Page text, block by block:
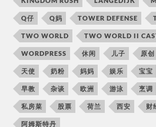
Q仔 Q妈 TOWER DEFENSE
TWO WORLD TWO WORLD II
WORDPRESS 休闲 儿子 原创
天使 奶粉 妈妈 娱乐 宝宝
早教 杂谈 欧洲 游泳 烹调
私房菜 股票 荷兰 西安 财
阿姆斯特丹